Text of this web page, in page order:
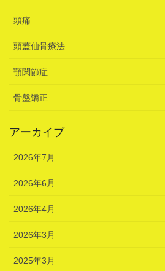
頭痛
頭蓋仙骨療法
顎関節症
骨盤矯正
アーカイブ
2026年7月
2026年6月
2026年4月
2026年3月
2025年3月